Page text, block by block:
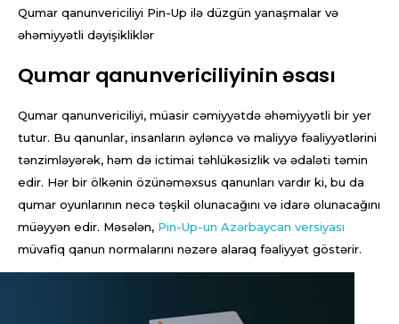
Qumar qanunvericiliyi Pin-Up ilə düzgün yanaşmalar və
əhəmiyyətli dəyişikliklər
Qumar qanunvericiliyinin əsası
Qumar qanunvericiliyi, müasir cəmiyyətdə əhəmiyyətli bir yer
tutur. Bu qanunlar, insanların əyləncə və maliyyə fəaliyyətlərini
tənzimləyərək, həm də ictimai təhlükəsizlik və ədaləti təmin
edir. Hər bir ölkənin özünəməxsus qanunları vardır ki, bu da
qumar oyunlarının necə təşkil olunacağını və idarə olunacağını
müəyyən edir. Məsələn, Pin-Up-un Azərbaycan versiyası
müvafiq qanun normalarını nəzərə alaraq fəaliyyət göstərir.